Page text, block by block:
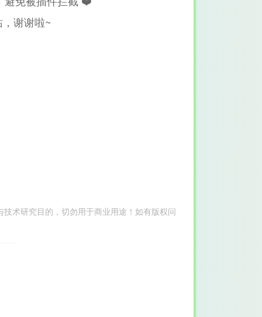
谢谢啦~
术研究目的，切勿用于商业用途！如有版权问